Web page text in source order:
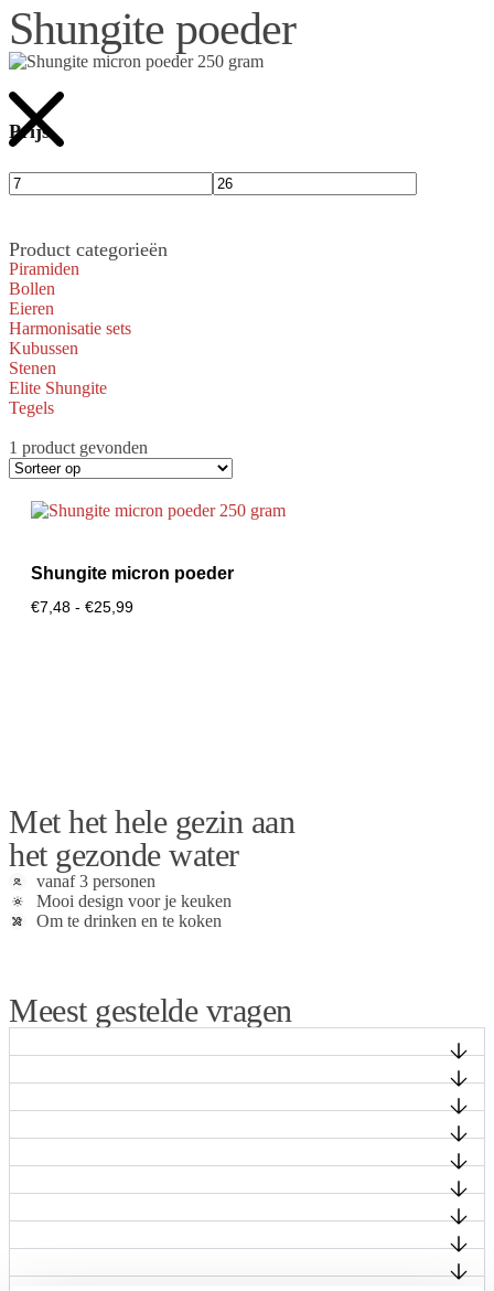
Shungite poeder
Prijs
Product categorieën
Piramiden
Bollen
Eieren
Harmonisatie sets
Kubussen
Stenen
Elite Shungite
Tegels
1 product gevonden
Shungite micron poeder
€7,48 - €25,99
Met het hele gezin aan
het gezonde water
vanaf 3 personen
Mooi design voor je keuken
Om te drinken en te koken
Meest gestelde vragen